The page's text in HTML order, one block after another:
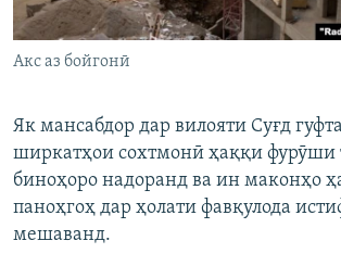
Акс аз бойгонӣ
Як мансабдор дар вилояти Суғд
ширкатҳои сохтмонӣ ҳаққи фурӯши
биноҳоро надоранд ва ин маконҳо
паноҳгоҳ дар ҳолати фавқулода
мешаванд.